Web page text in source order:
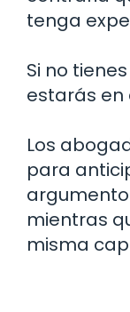
tenga
Si no
estarás en
Los
para
mientras
misma